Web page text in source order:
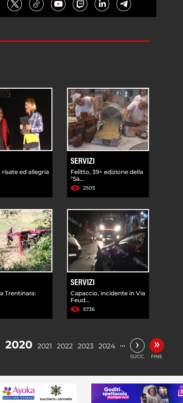
ed allegria
SERVIZI
Felitto, 39^ edizione della
"Sa...
2505
Trentinara:
SERVIZI
Capaccio, incidente in Via
Feud...
5736
2020 2021 2022 2023 2024 … ›
SUCC.
»
FINE